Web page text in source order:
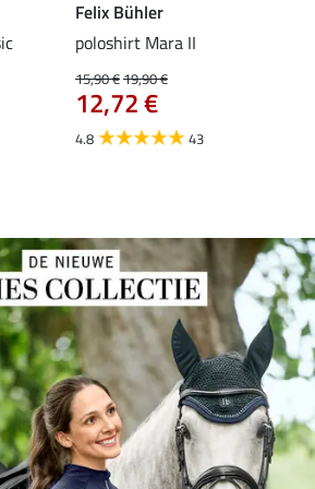
Felix Bühler
poloshirt Mara II
15,90 €19,90 €
12,72 €
4.8 43